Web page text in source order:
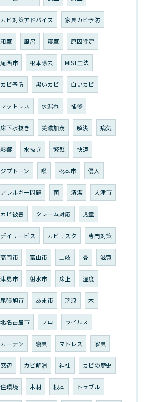
カビ対策アドバイス 家具カビ予防
和室 風呂 寝室 原因特定
尾西市 根本除去 MIST工法
カビ予防 黒いカビ 白いカビ
マットレス 水漏れ 補修
床下水抜き 美濃加茂 解決 病気
影響 水抜き 繁殖 快適
ジプトーン 喉 松本市 侵入
アレルギー問題 菌 清潔 大津市
カビ被害 クレーム対応 児童
デイサービス カビリスク 専門対策
高岡市 富山市 土岐 畳 滋賀
津島市 射水市 床上 湿度
尾張旭市 あま市 瑞浪 木
北名古屋市 プロ ウイルス
カーテン 寝具 マトレス 家具
窓辺 カビ解消 神社 カビの歴史
住環境 木材 根本 トラブル